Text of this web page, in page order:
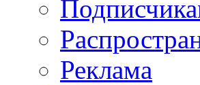
Реклама